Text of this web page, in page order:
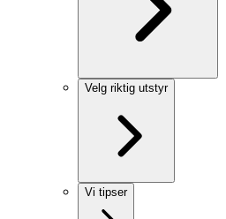
Velg riktig utstyr
Vi tipser